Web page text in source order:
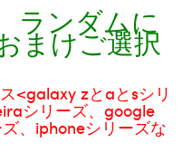
ランダムに
まけご選択
<galaxy zとaとsシリ
シリーズ、google
、iphoneシリーズな